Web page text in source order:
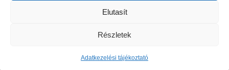
Elutasít
Részletek
Adatkezelési tájékoztató